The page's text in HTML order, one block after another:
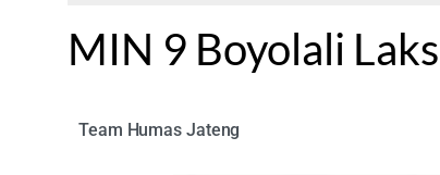
MIN 9 Boyolali
Team Humas Jateng